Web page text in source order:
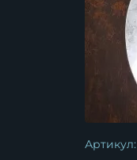
Артикул: